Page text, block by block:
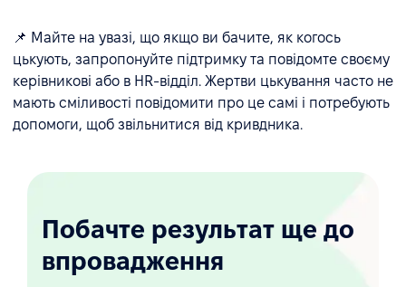
📌 Майте на увазі, що якщо ви бачите, як когось
цькують, запропонуйте підтримку та повідомте своєму
керівникові або в HR-відділ. Жертви цькування часто не
мають сміливості повідомити про це самі і потребують
допомоги, щоб звільнитися від кривдника.
Побачте результат ще до
впровадження